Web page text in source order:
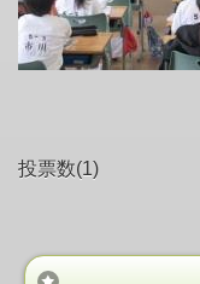
投票数(1)